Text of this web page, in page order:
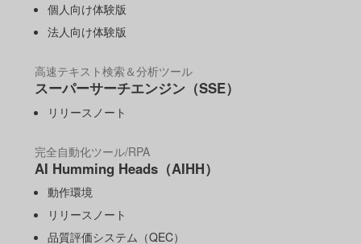
個人向け体験版
法人向け体験版
高速テキスト検索＆分析ツール
スーパーサーチエンジン（SSE）
リリースノート
完全自動化ツール/RPA
AI Humming Heads（AIHH）
動作環境
リリースノート
品質評価システム（QEC）